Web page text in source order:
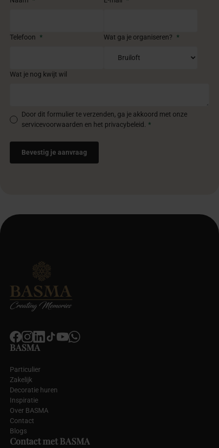
Telefoon * Wat ga je organiseren? *
Wat je nog kwijt wil
Door dit formulier te verzenden, ga je akkoord met onze
servicevoorwaarden en het privacybeleid. *
BASMA
Particulier
Zakelijk
Decoratie huren
Inspiratie
Over BASMA
Contact
Blogs
Contact met BASMA